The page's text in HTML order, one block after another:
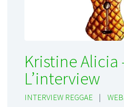
Kristine Alicia
L’interview
INTERVIEW REGGAE |